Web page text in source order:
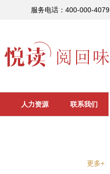
服务电话：400-000-4079
人力资源 联系我们
更多+